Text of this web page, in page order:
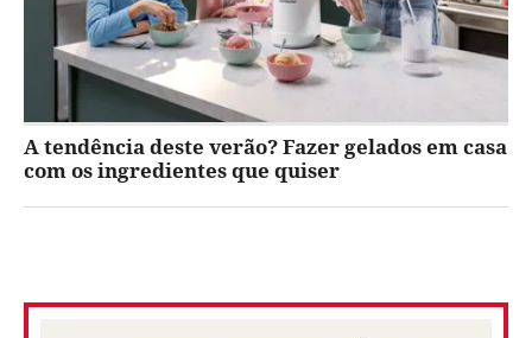
A tendência deste verão? Fazer gelados em casa
com os ingredientes que quiser